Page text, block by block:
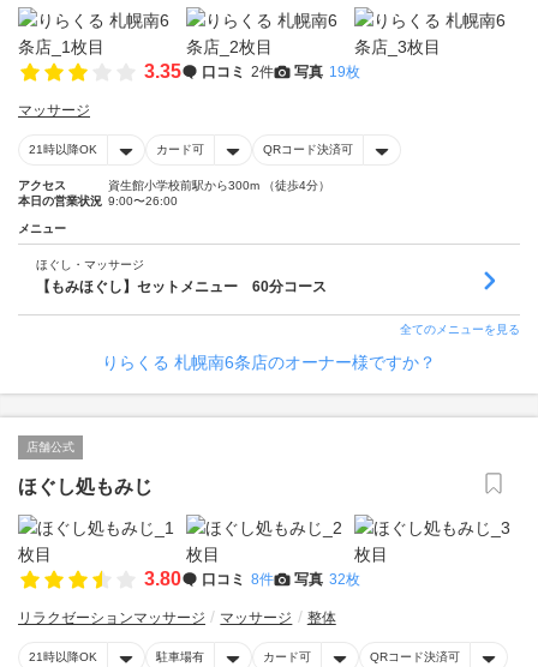
3.35 口コミ 2件 写真 19枚
マッサージ
21時以降OK カード可 QRコード決済可
アクセス
資生館小学校前駅から300m （徒歩4分）
本日の営業状況 9:00〜26:00
メニュー
ほぐし・マッサージ
【もみほぐし】セットメニュー 60分コース
全てのメニューを見る
りらくる 札幌南6条店のオーナー様ですか？
店舗公式
ほぐし処もみじ
3.80 口コミ 8件 写真 32枚
リラクゼーションマッサージ マッサージ 整体
21時以降OK 駐車場有 カード可 QRコード決済可